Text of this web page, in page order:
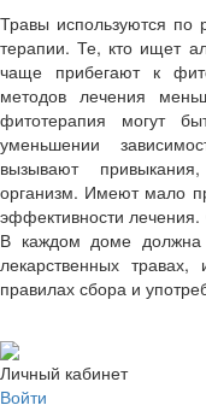
Травы используются по
терапии. Те, кто ищет
чаще прибегают к
методов лечения
фитотерапия могут
уменьшении
вызывают
организм. Имеют мало
эффективности
В каждом доме должна
лекарственных
правилах сбора и
Личный кабинет
Войти